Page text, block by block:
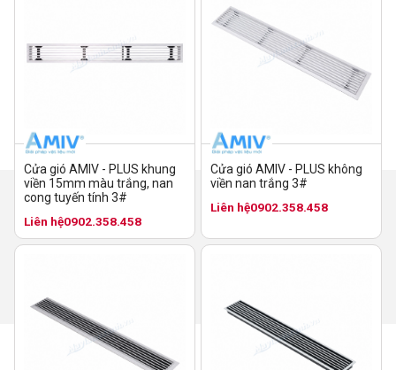
Cửa gió AMIV - PLUS khung
viền 15mm màu trắng, nan
cong tuyến tính 3#
Liên hệ0902.358.458
Cửa gió AMIV - PLUS không
viền nan trắng 3#
Liên hệ0902.358.458